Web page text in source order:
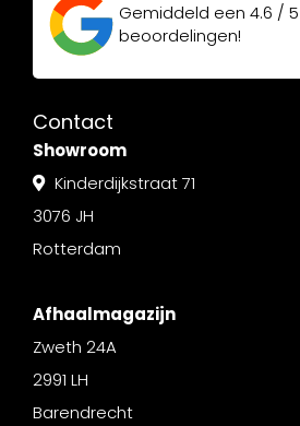
Gemiddeld een 4.6 / 5
beoordelingen!
Contact
Showroom
Kinderdijkstraat 71
3076 JH
Rotterdam
Afhaalmagazijn
Zweth 24A
2991 LH
Barendrecht